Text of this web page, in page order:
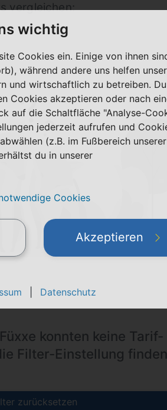
vergleichen:
konnten keine Tarif-
Filter-Einstellung
zurücksetzen
wichtig
Cookies ein. Einige von ihnen
während andere uns helfen unser
und wirtschaftlich zu betreiben. Du
Cookies akzeptieren oder nach
auf die Schaltfläche "Analyse-
jederzeit aufrufen und
(z.B. im Fußbereich unserer
du in unserer
Cookies
Akzeptieren
Datenschutz